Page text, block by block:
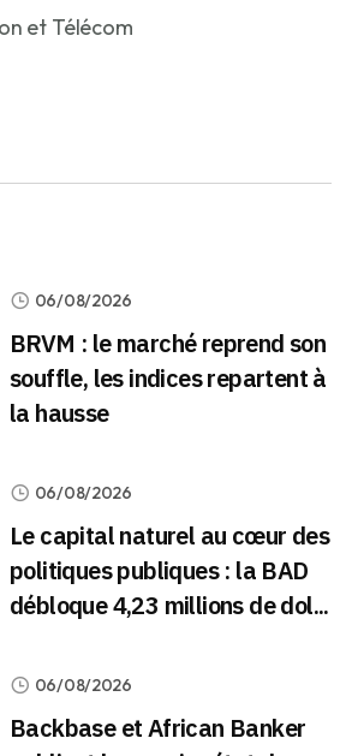
et Télécom
06/08/2026
BRVM : le marché reprend son
souffle, les indices repartent à
la hausse
06/08/2026
Le capital naturel au cœur des
politiques publiques : la BAD
débloque 4,23 millions de dol...
06/08/2026
Backbase et African Banker